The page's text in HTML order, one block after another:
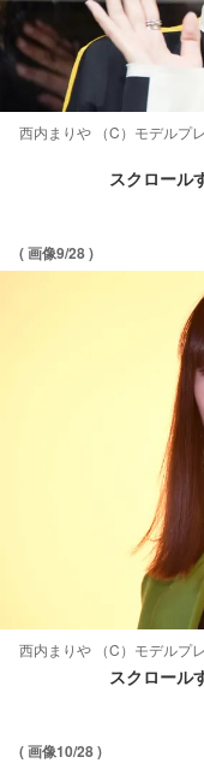
西内まりや （C）モデルプ
スクロール
( 画像9/28 )
西内まりや （C）モデルプ
スクロール
( 画像10/28 )